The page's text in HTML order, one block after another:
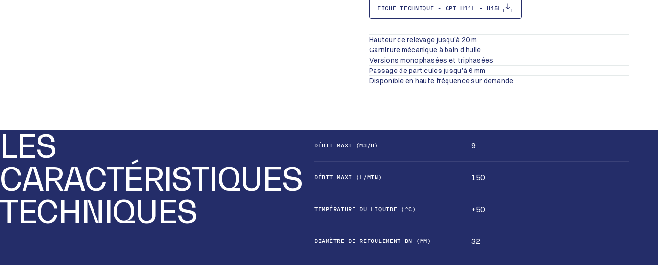
FICHE TECHNIQUE - CPI H11L - H15L
Hauteur de relevage jusqu’à 20 m
Garniture mécanique à bain d’huile
Versions monophasées et triphasées
Passage de particules jusqu’à 6 mm
Disponible en haute fréquence sur demande
LES
CARACTÉRISTIQUES
TECHNIQUES
DÉBIT MAXI (M3/H) 9
DÉBIT MAXI (L/MIN) 150
TEMPÉRATURE DU LIQUIDE (°C) +50
DIAMÈTRE DE REFOULEMENT DN (MM) 32